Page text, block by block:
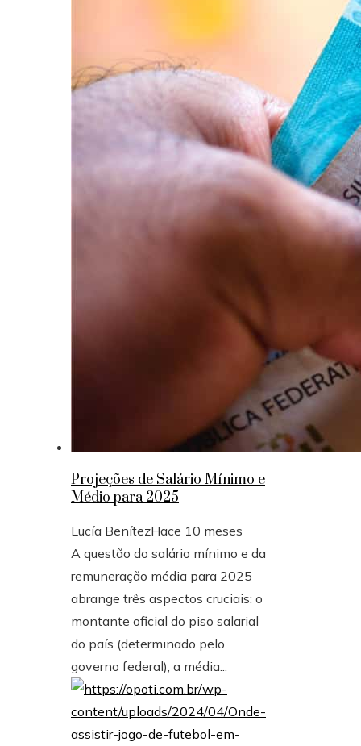
Projeções de Salário Mínimo e
Médio para 2025
Lucía BenítezHace 10 meses
A questão do salário mínimo e da
remuneração média para 2025
abrange três aspectos cruciais: o
montante oficial do piso salarial
do país (determinado pelo
governo federal), a média...